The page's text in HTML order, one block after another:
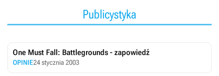
Publicystyka
One Must Fall: Battlegrounds - zapowiedź
OPINIE24 stycznia 2003